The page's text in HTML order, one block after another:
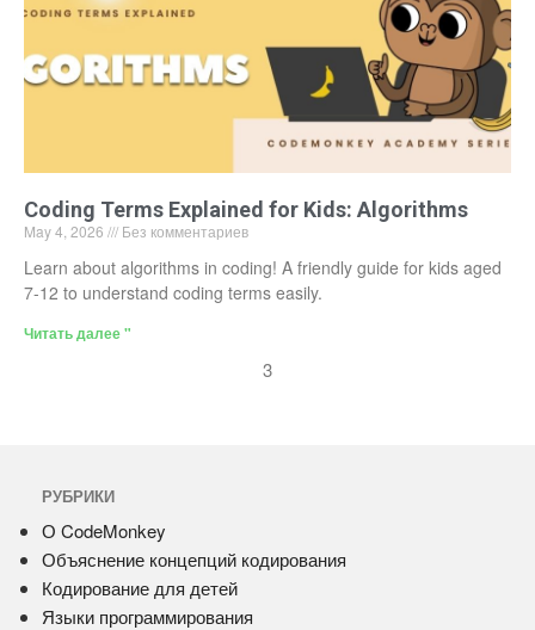
Coding Terms Explained for Kids: Algorithms
May 4, 2026 Без комментариев
Learn about algorithms in coding! A friendly guide for kids aged
7-12 to understand coding terms easily.
Читать далее "
3
РУБРИКИ
О CodeMonkey
Объяснение концепций кодирования
Кодирование для детей
Языки программирования